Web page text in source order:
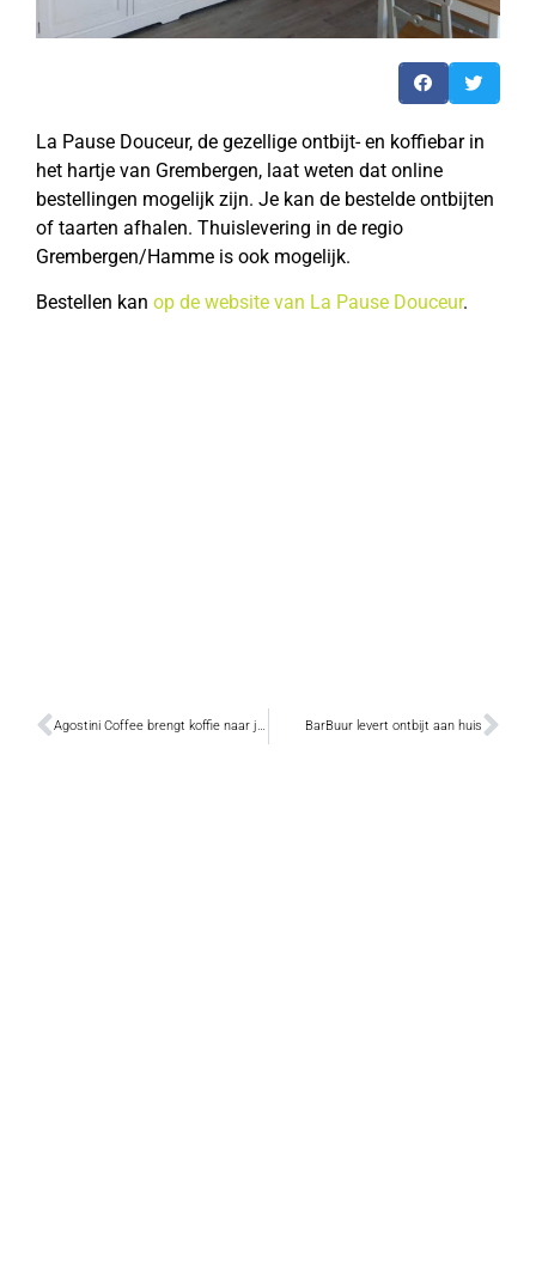
La Pause Douceur, de gezellige ontbijt- en koffiebar in
het hartje van Grembergen, laat weten dat online
bestellingen mogelijk zijn. Je kan de bestelde ontbijten
of taarten afhalen. Thuislevering in de regio
Grembergen/Hamme is ook mogelijk.
Bestellen kan op de website van La Pause Douceur.
Agostini Coffee brengt koffie naar je toe BarBuur levert ontbijt aan huis